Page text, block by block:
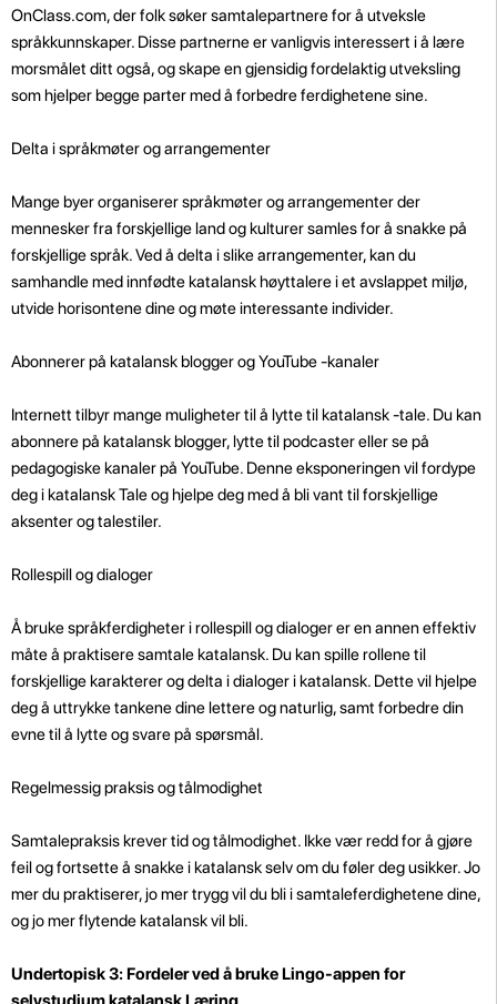
OnClass.com, der folk søker samtalepartnere for å utveksle
språkkunnskaper. Disse partnerne er vanligvis interessert i å lære
morsmålet ditt også, og skape en gjensidig fordelaktig utveksling
som hjelper begge parter med å forbedre ferdighetene sine.
Delta i språkmøter og arrangementer
Mange byer organiserer språkmøter og arrangementer der
mennesker fra forskjellige land og kulturer samles for å snakke på
forskjellige språk. Ved å delta i slike arrangementer, kan du
samhandle med innfødte katalansk høyttalere i et avslappet miljø,
utvide horisontene dine og møte interessante individer.
Abonnerer på katalansk blogger og YouTube -kanaler
Internett tilbyr mange muligheter til å lytte til katalansk -tale. Du kan
abonnere på katalansk blogger, lytte til podcaster eller se på
pedagogiske kanaler på YouTube. Denne eksponeringen vil fordype
deg i katalansk Tale og hjelpe deg med å bli vant til forskjellige
aksenter og talestiler.
Rollespill og dialoger
Å bruke språkferdigheter i rollespill og dialoger er en annen effektiv
måte å praktisere samtale katalansk. Du kan spille rollene til
forskjellige karakterer og delta i dialoger i katalansk. Dette vil hjelpe
deg å uttrykke tankene dine lettere og naturlig, samt forbedre din
evne til å lytte og svare på spørsmål.
Regelmessig praksis og tålmodighet
Samtalepraksis krever tid og tålmodighet. Ikke vær redd for å gjøre
feil og fortsette å snakke i katalansk selv om du føler deg usikker. Jo
mer du praktiserer, jo mer trygg vil du bli i samtaleferdighetene dine,
og jo mer flytende katalansk vil bli.
Undertopisk 3: Fordeler ved å bruke Lingo-appen for